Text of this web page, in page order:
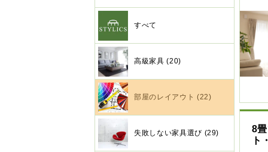
8
ト
すべて
高級家具 (20)
部屋のレイアウト (22)
失敗しない家具選び (29)